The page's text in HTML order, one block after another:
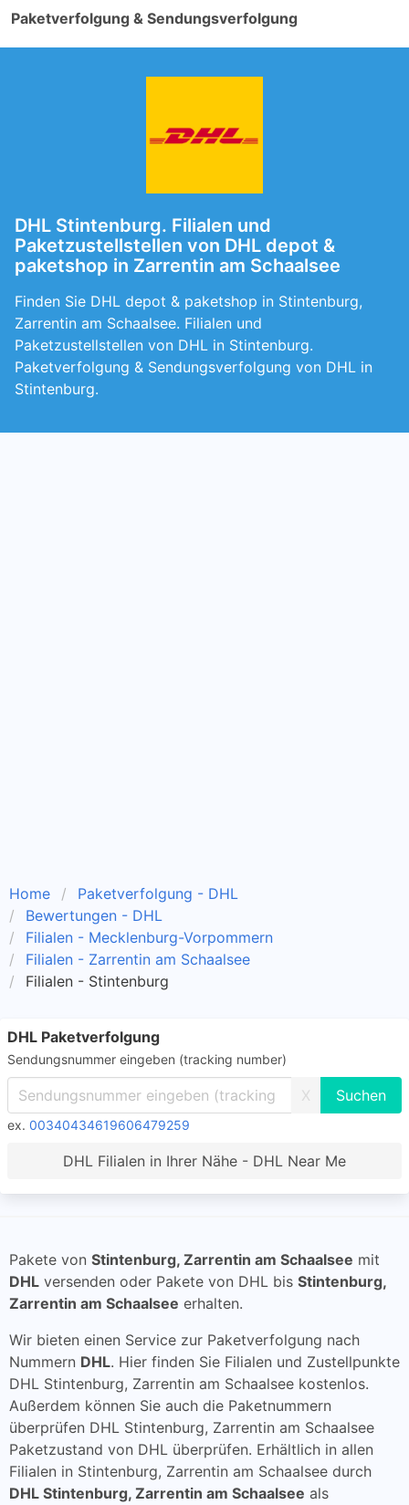
Paketverfolgung & Sendungsverfolgung
DHL Stintenburg. Filialen und
Paketzustellstellen von DHL depot &
paketshop in Zarrentin am Schaalsee
Finden Sie DHL depot & paketshop in Stintenburg,
Zarrentin am Schaalsee. Filialen und
Paketzustellstellen von DHL in Stintenburg.
Paketverfolgung & Sendungsverfolgung von DHL in
Stintenburg.
Home
Paketverfolgung - DHL
Bewertungen - DHL
Filialen - Mecklenburg-Vorpommern
Filialen - Zarrentin am Schaalsee
Filialen - Stintenburg
DHL Paketverfolgung
Sendungsnummer eingeben (tracking number)
X
ex. 00340434619606479259
DHL Filialen in Ihrer Nähe - DHL Near Me
Pakete von Stintenburg, Zarrentin am Schaalsee mit
DHL versenden oder Pakete von DHL bis Stintenburg,
Zarrentin am Schaalsee erhalten.
Wir bieten einen Service zur Paketverfolgung nach
Nummern DHL. Hier finden Sie Filialen und Zustellpunkte
DHL Stintenburg, Zarrentin am Schaalsee kostenlos.
Außerdem können Sie auch die Paketnummern
überprüfen DHL Stintenburg, Zarrentin am Schaalsee
Paketzustand von DHL überprüfen. Erhältlich in allen
Filialen in Stintenburg, Zarrentin am Schaalsee durch
DHL Stintenburg, Zarrentin am Schaalsee als